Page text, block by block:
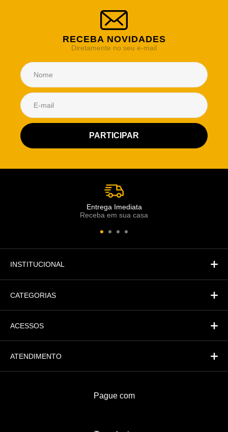
RECEBA NOVIDADES
Diretamente no seu e-mail
Entrega Imediata
Receba em sua casa
INSTITUCIONAL
CATEGORIAS
ACESSOS
ATENDIMENTO
Pague com
Atendimento Rei de Casa